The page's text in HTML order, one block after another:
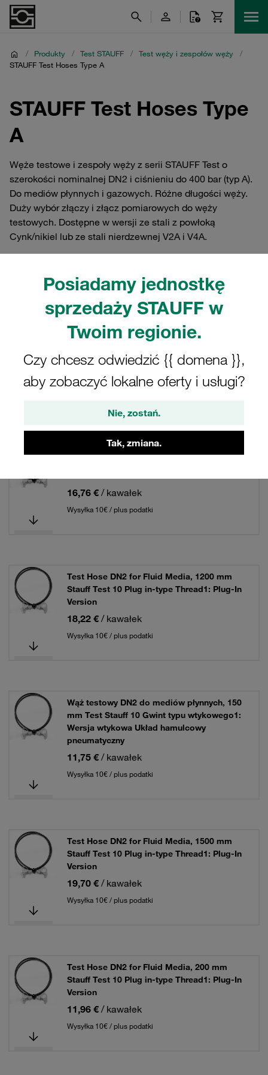
Posiadamy jednostkę
sprzedaży STAUFF w
Twoim regionie.
Czy chcesz odwiedzić {{ domena }},
aby zobaczyć lokalne oferty i usługi?
Nie, zostań.
Tak, zmiana.
/ Produkty / Test STAUFF / Test węży i zespołów węży
/
STAUFF Test Hoses Type A
STAUFF Test Hoses Type
A
Węże testowe i zespoły węży z serii STAUFF Test o
szerokości nominalnej DN2 i ciśnieniu do 400 bar (typ A).
Do mediów płynnych i gazowych. Różne długości węży.
Duży wybór złączy i złącz pomiarowych do węży
testowych. Dostępne w wersji ze stali z powłoką
Cynk/nikiel lub ze stali nierdzewnej V2A i V4A.
Filtry / Sortowanie
Test węży i zespołów węży
937 Wyniki
Test Hose DN2 for Fluid Media, 1000 mm
16,76 € / kawałek
Wysyłka 10€ / plus podatki
Test Hose DN2 for Fluid Media, 1200 mm
Stauff Test 10 Plug in-type Thread1: Plug-In
Version
18,22 € / kawałek
Wysyłka 10€ / plus podatki
Wąż testowy DN2 do mediów płynnych, 150
mm Test Stauff 10 Gwint typu wtykowego1:
Wersja wtykowa Układ hamulcowy
pneumatyczny
11,75 € / kawałek
Wysyłka 10€ / plus podatki
Test Hose DN2 for Fluid Media, 1500 mm
Stauff Test 10 Plug in-type Thread1: Plug-In
Version
19,70 € / kawałek
Wysyłka 10€ / plus podatki
Test Hose DN2 for Fluid Media, 200 mm
Stauff Test 10 Plug in-type Thread1: Plug-In
Version
11,96 € / kawałek
Wysyłka 10€ / plus podatki